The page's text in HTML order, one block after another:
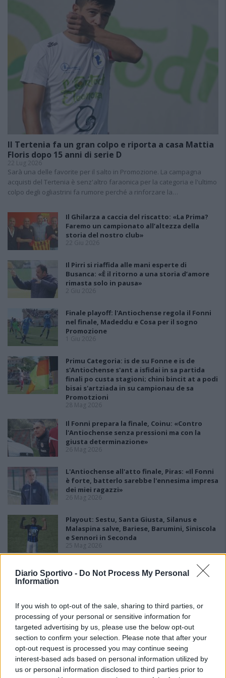
Diario Sportivo - Do Not Process My Personal
Information
If you wish to opt-out of the sale, sharing to third parties, or
processing of your personal or sensitive information for
targeted advertising by us, please use the below opt-out
section to confirm your selection. Please note that after your
opt-out request is processed you may continue seeing
interest-based ads based on personal information utilized by
us or personal information disclosed to third parties prior to
Il Tertenia fa un gran colpo e riporta a casa Mattia
Floris dopo 15 anni di serie D
22 Lug 2026
Sarà una delle favorite per il salto in Promozione. La campagna
acquisti del Tertenia è senz'altro faraonica per la categoria e l'ultimo
colpo degli ogliastrini fa rumore perché a rinforzare la…
Il Ghilarza a caccia del riscatto: «La Prima?
Faremo un campionato all’altezza della
storia del nostro club»
22 Giu 2026
Il Pirri si riaffida alle mani esperte di
Busanca: «Ė il ritorno a una storia d’amore
rimasta solo in pausa»
2 Giu 2026
Finale playoff: l'Antiochense regola il Fonni
nel finale, Madeddu e Cosa per il sogno
Promozione
1 Giu 2026
Primu Categoria: is de su Fonne e is de
s'Antiochense s'ant a isfidai in sa partida
finali po custa stagioni; chini bincit at a podi
bisai s'artziada in su campionau de sa
Promotzioni
28 Mag 2026
Il Fonni prepara la finale, Coinu: «Contro
l'Antiochense senza pressioni ma con la
giusta determinazione»
26 Mag 2026
L'Antiochense all'atto finale, Piras: «Il Fonni
è forte, batterlo sarebbe l'ennesima impresa
dei miei ragazzi»
26 Mag 2026
Playout: Sestu, Santa Giusta, Silanus e
Malaspina salve, Bariese, Barumini, Siniscola
e Sennori in Seconda
25 Mag 2026
Playoff: blitz esterni per Antiochense e
Fonni, la finalissima è loro